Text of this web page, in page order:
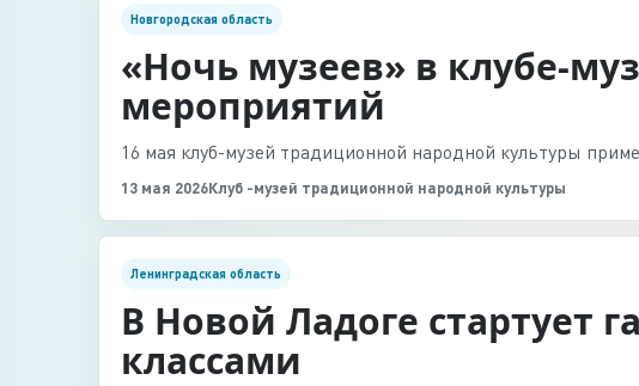
Новгородская область
«Ночь музеев» в клубе-
мероприятий
16 мая клуб-музей традиционной народной культуры
13 мая 2026Клуб -музей традиционной народной культуры
Ленинградская область
В Новой Ладоге стартует
классами